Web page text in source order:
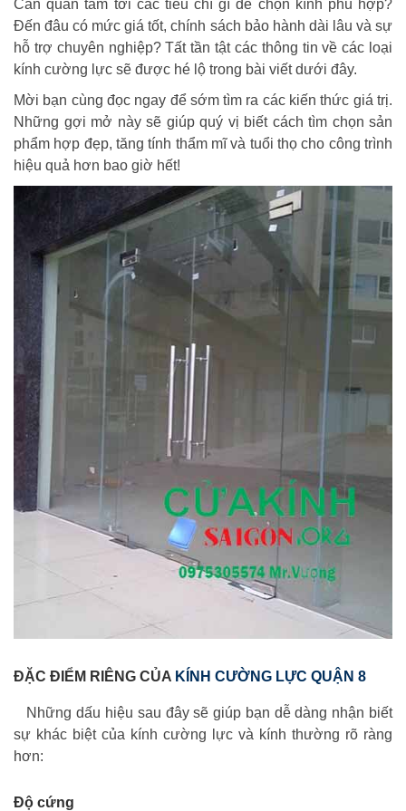
Cần quan tâm tới các tiêu chí gì để chọn kính phù hợp?
Đến đâu có mức giá tốt, chính sách bảo hành dài lâu và sự
hỗ trợ chuyên nghiệp? Tất tần tật các thông tin về các loại
kính cường lực sẽ được hé lộ trong bài viết dưới đây.
Mời bạn cùng đọc ngay để sớm tìm ra các kiến thức giá trị.
Những gợi mở này sẽ giúp quý vị biết cách tìm chọn sản
phẩm hợp đẹp, tăng tính thẩm mĩ và tuổi thọ cho công trình
hiệu quả hơn bao giờ hết!
ĐẶC ĐIỂM RIÊNG CỦA KÍNH CƯỜNG LỰC QUẬN 8
Những dấu hiệu sau đây sẽ giúp bạn dễ dàng nhận biết
sự khác biệt của kính cường lực và kính thường rõ ràng
hơn:
Độ cứng